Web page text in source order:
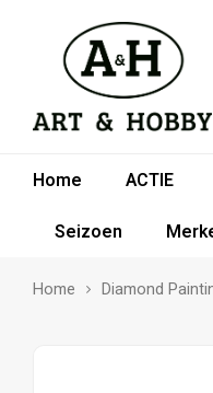
Home ACTIE
Seizoen
Home Diamond